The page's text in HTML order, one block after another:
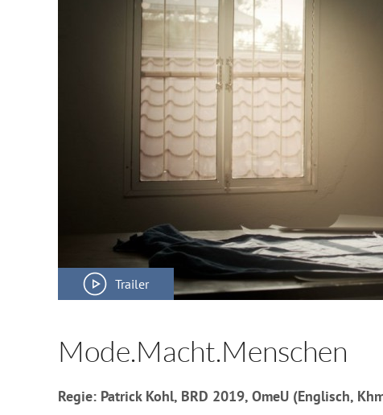
Trailer
Mode.Macht.Menschen
Regie: Patrick Kohl, BRD 2019, OmeU (Englisch,